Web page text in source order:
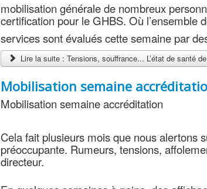
mobilisation générale de nombreux
certification pour le GHBS. Où l’ensemble
services sont évalués cette semaine par
Lire la suite : Tensions, souffrance... L’état de santé
Mobilisation semaine
Mobilisation semaine accréditation
Cela fait plusieurs mois que nous alertons
préoccupante. Rumeurs, tensions,
directeur.